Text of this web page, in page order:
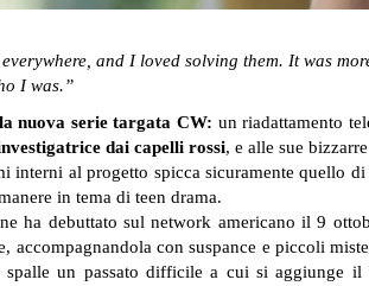
and I loved solving them. It was
I was.”
nuova serie targata CW: un riadattamento
dai capelli rossi, e alle sue
interni al progetto spicca sicuramente quello
in tema di teen drama.
ha debuttato sul network americano il 9
accompagnandola con suspance e piccoli
spalle un passato difficile a cui si aggiunge